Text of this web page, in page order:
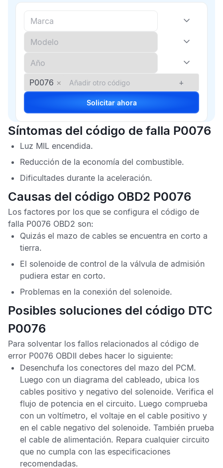
P0076 × +
Solicitar ahora
Síntomas del código de falla P0076
Luz MIL encendida.
Reducción de la economía del combustible.
Dificultades durante la aceleración.
Causas del código OBD2 P0076
Los factores por los que se configura el código de
falla P0076 OBD2 son:
Quizás el mazo de cables se encuentra en corto a
tierra.
El solenoide de control de la válvula de admisión
pudiera estar en corto.
Problemas en la conexión del solenoide.
Posibles soluciones del código DTC
P0076
Para solventar los fallos relacionados al código de
error P0076 OBDII debes hacer lo siguiente:
Desenchufa los conectores del mazo del PCM.
Luego con un diagrama del cableado, ubica los
cables positivo y negativo del solenoide. Verifica el
flujo de potencia en el circuito. Luego comprueba
con un voltímetro, el voltaje en el cable positivo y
en el cable negativo del solenoide. También prueba
el cable de alimentación. Repara cualquier circuito
que no cumpla con las especificaciones
recomendadas.